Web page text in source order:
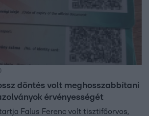
döntés volt meghosszabbítani
érvényességét
Falus Ferenc volt tisztifőorvos,